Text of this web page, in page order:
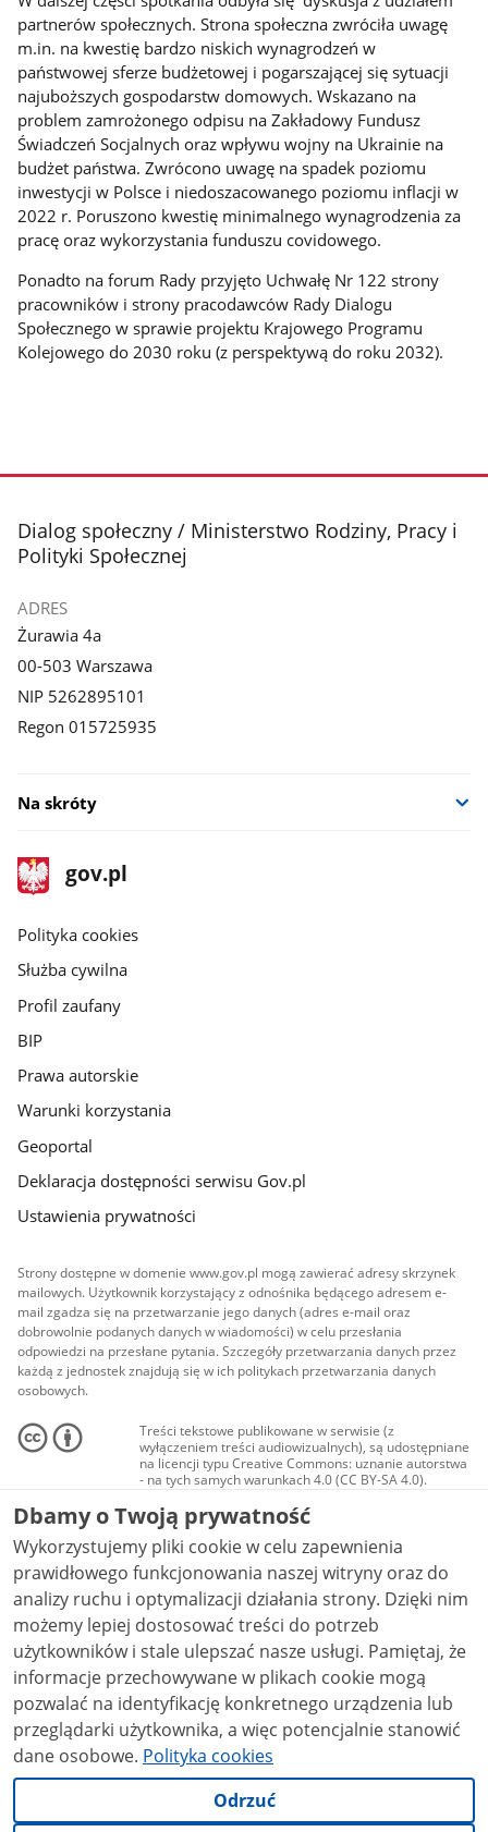
partnerów społecznych. Strona społeczna zwróciła uwagę
m.in. na kwestię bardzo niskich wynagrodzeń w
państwowej sferze budżetowej i pogarszającej się sytuacji
najuboższych gospodarstw domowych. Wskazano na
problem zamrożonego odpisu na Zakładowy Fundusz
Świadczeń Socjalnych oraz wpływu wojny na Ukrainie na
budżet państwa. Zwrócono uwagę na spadek poziomu
inwestycji w Polsce i niedoszacowanego poziomu inflacji w
2022 r. Poruszono kwestię minimalnego wynagrodzenia za
pracę oraz wykorzystania funduszu covidowego.
Ponadto na forum Rady przyjęto Uchwałę Nr 122 strony
pracowników i strony pracodawców Rady Dialogu
Społecznego w sprawie projektu Krajowego Programu
Kolejowego do 2030 roku (z perspektywą do roku 2032).
stopka
Dialog społeczny / Ministerstwo Rodziny, Pracy i
Polityki Społecznej
ADRES
Żurawia 4a
00-503 Warszawa
NIP 5262895101
Regon 015725935
Na skróty
stopka
gov.pl
Strona
gov.pl
gov.pl
Polityka cookies
Służba cywilna
Profil zaufany
BIP
Prawa autorskie
Warunki korzystania
Geoportal
Deklaracja dostępności serwisu Gov.pl
Ustawienia prywatności
Strony dostępne w domenie www.gov.pl mogą zawierać adresy skrzynek
mailowych. Użytkownik korzystający z odnośnika będącego adresem e-
mail zgadza się na przetwarzanie jego danych (adres e-mail oraz
dobrowolnie podanych danych w wiadomości) w celu przesłania
odpowiedzi na przesłane pytania. Szczegóły przetwarzania danych przez
każdą z jednostek znajdują się w ich politykach przetwarzania danych
osobowych.
Treści tekstowe publikowane w serwisie (z
wyłączeniem treści audiowizualnych), są udostępniane
na licencji typu Creative Commons: uznanie autorstwa
- na tych samych warunkach 4.0 (CC BY-SA 4.0).
Materiały audiowizualne, w tym zdjęcia, materiały
audio i wideo, są udostępniane na licencji typu
Creative Commons: uznanie autorstwa użycie
niekomercyjne - bez utworów zależnych 4.0 (CC BY-
NC-ND 4.0), o ile nie jest to stwierdzone inaczej.
Dbamy o Twoją prywatność
Wykorzystujemy pliki cookie w celu zapewnienia
prawidłowego funkcjonowania naszej witryny oraz do
analizy ruchu i optymalizacji działania strony. Dzięki nim
możemy lepiej dostosować treści do potrzeb
użytkowników i stale ulepszać nasze usługi. Pamiętaj, że
informacje przechowywane w plikach cookie mogą
pozwalać na identyfikację konkretnego urządzenia lub
przeglądarki użytkownika, a więc potencjalnie stanowić
dane osobowe. Polityka cookies
Odrzuć